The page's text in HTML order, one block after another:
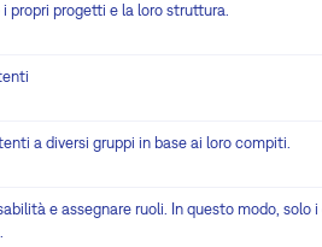
propri progetti e la loro struttura.
a diversi gruppi in base ai loro compiti.
e assegnare ruoli. In questo modo,